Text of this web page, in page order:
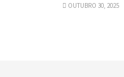
OUTUBRO 30, 2025